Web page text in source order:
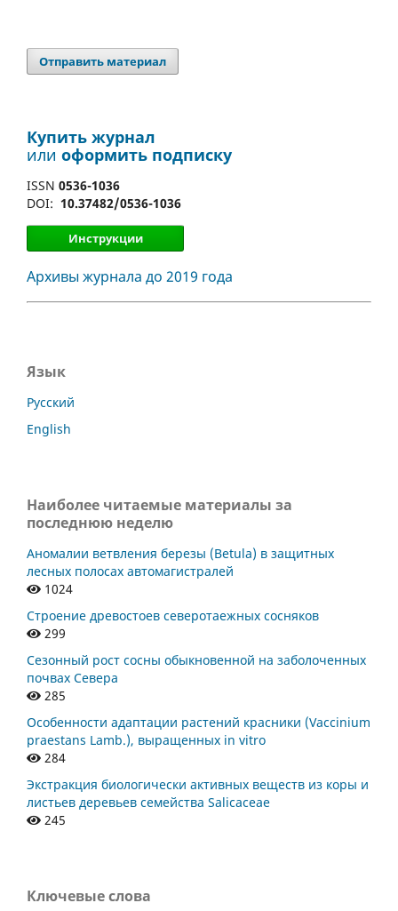
Отправить материал
Купить журнал
или оформить подписку
ISSN 0536-1036
DOI: 10.37482/0536-1036
Инструкции
Архивы журнала до 2019 года
Язык
Русский
English
Наиболее читаемые материалы за
последнюю неделю
Аномалии ветвления березы (Betula) в защитных
лесных полосах автомагистралей
1024
Строение древостоев северотаежных сосняков
299
Сезонный рост сосны обыкновенной на заболоченных
почвах Севера
285
Особенности адаптации растений красники (Vaccinium
praestans Lamb.), выращенных in vitro
284
Экстракция биологически активных веществ из коры и
листьев деревьев семейства Salicaceae
245
Ключевые слова